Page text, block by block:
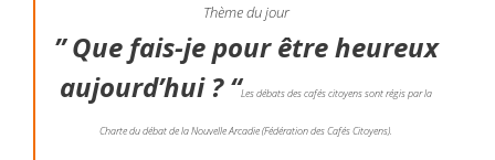
Thème du jour
” Que fais-je pour être heureux
aujourd’hui ? “Les débats des cafés citoyens sont régis par la
Charte du débat de la Nouvelle Arcadie (Fédération des Cafés Citoyens).